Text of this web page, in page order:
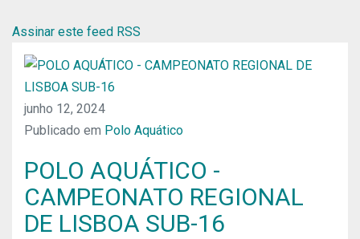
Assinar este feed RSS
junho 12, 2024
Publicado em Polo Aquático
POLO AQUÁTICO -
CAMPEONATO REGIONAL
DE LISBOA SUB-16